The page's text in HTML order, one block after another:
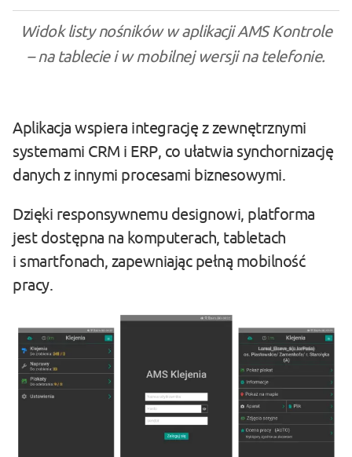
Widok listy nośników w aplikacji AMS Kontrole
– na tablecie i w mobilnej wersji na telefonie.
Aplikacja wspiera integrację z zewnętrznymi
systemami CRM i ERP, co ułatwia synchornizację
danych z innymi procesami biznesowymi.
Dzięki responsywnemu designowi, platforma
jest dostępna na komputerach, tabletach
i smartfonach, zapewniając pełną mobilność
pracy.